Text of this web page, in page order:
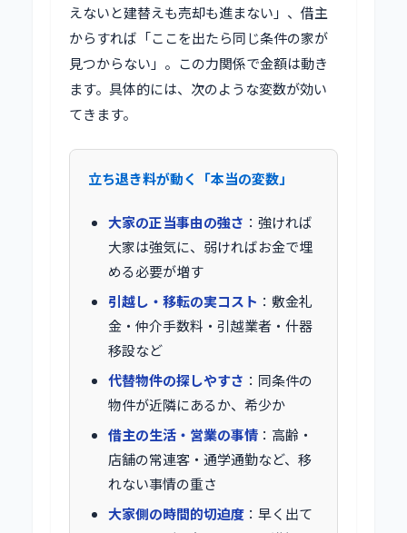
えないと建替えも売却も進まない」、借主
からすれば「ここを出たら同じ条件の家が
見つからない」。この力関係で金額は動き
ます。具体的には、次のような変数が効い
てきます。
立ち退き料が動く「本当の変数」
大家の正当事由の強さ ：強ければ
大家は強気に、弱ければお金で埋
める必要が増す
引越し・移転の実コスト ：敷金礼
金・仲介手数料・引越業者・什器
移設など
代替物件の探しやすさ ：同条件の
物件が近隣にあるか、希少か
借主の生活・営業の事情 ：高齢・
店舗の常連客・通学通勤など、移
れない事情の重さ
大家側の時間的切迫度 ：早く出て